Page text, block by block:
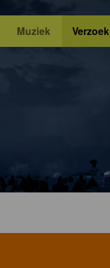
Muziek Verzoek